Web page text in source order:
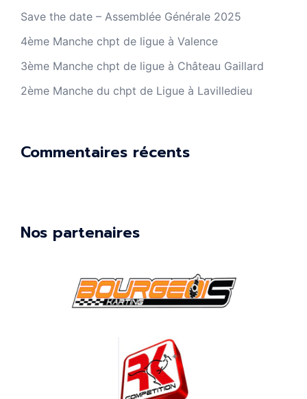
Save the date – Assemblée Générale 2025
4ème Manche chpt de ligue à Valence
3ème Manche chpt de ligue à Château Gaillard
2ème Manche du chpt de Ligue à Lavilledieu
Commentaires récents
Nos partenaires